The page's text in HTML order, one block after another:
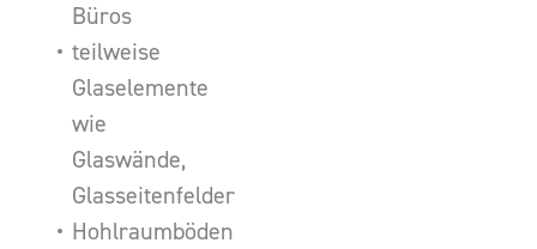
Büros
teilweise
Glaselemente
wie
Glaswände,
Glasseitenfelder
Hohlraumböden